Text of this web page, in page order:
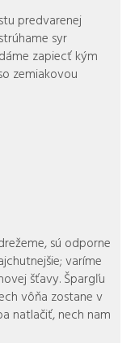
predvarenej
syr
zapiecť kým
zemiakovou
sú odporne
varíme
šťavy. Špargľu
vôňa zostane v
natlačiť, nech nam